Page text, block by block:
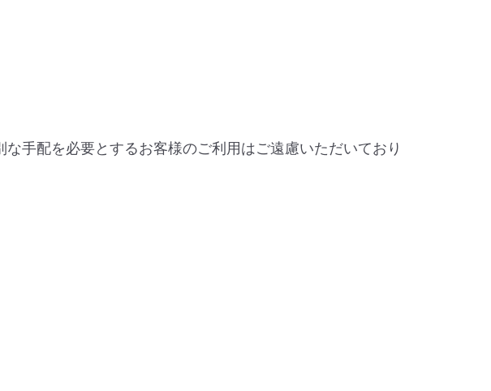
手配を必要とするお客様のご利用はご遠慮いただいており